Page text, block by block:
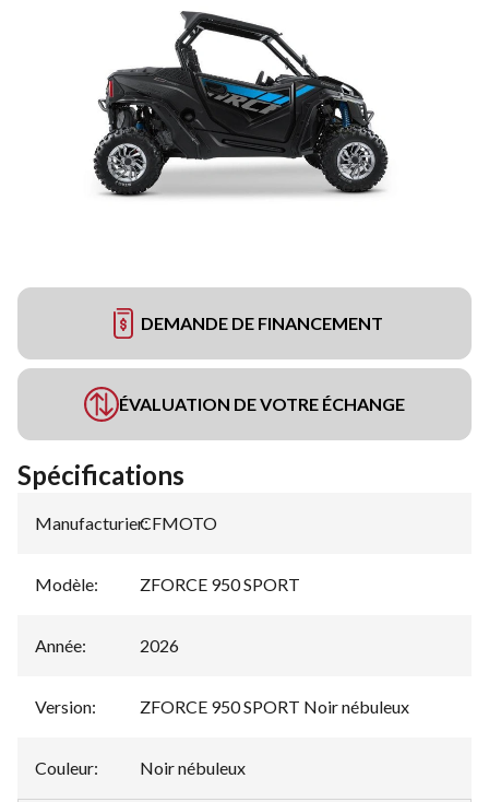
DEMANDE DE FINANCEMENT
ÉVALUATION DE VOTRE ÉCHANGE
Spécifications
Manufacturier:
CFMOTO
Modèle: ZFORCE 950 SPORT
Année: 2026
Version: ZFORCE 950 SPORT Noir nébuleux
Couleur: Noir nébuleux